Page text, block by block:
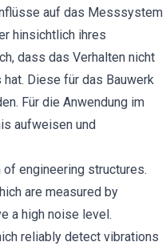
auf das Messsystem
hinsichtlich ihres
dass das Verhalten nicht
Diese für das Bauwerk
Für die Anwendung im
aufweisen und
engineering structures.
are measured by
a high noise level.
reliably detect vibrations